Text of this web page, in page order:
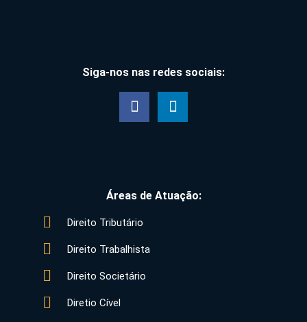
Siga-nos nas redes sociais:
Áreas de Atuação:
Direito Tributário
Direito Trabalhista
Direito Societário
Diretio Cível